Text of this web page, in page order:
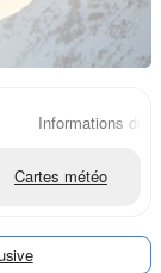
Informations du
Cartes météo